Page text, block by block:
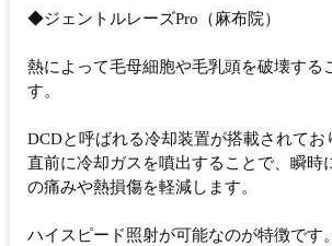
◆ジェントルレーズPro（麻布院）
熱によって毛母細胞や毛乳頭を破壊する
す。
DCDと呼ばれる冷却装置が搭載されてお
直前に冷却ガスを噴出することで、瞬時
の痛みや熱損傷を軽減します。
ハイスピード照射が可能なのが特徴です。